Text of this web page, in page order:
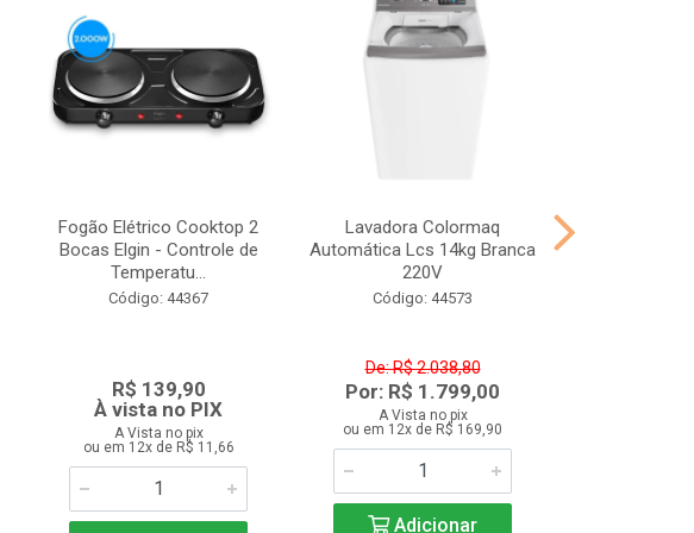
Fogão Elétrico Cooktop 2
Bocas Elgin - Controle de
Temperatu...
Código: 44367
R$ 139,90
À vista no PIX
A Vista no pix
ou em 12x de R$ 11,66
Lavadora Colormaq
Automática Lcs 14kg Branca
220V
Código: 44573
De: R$ 2.038,80
Por: R$ 1.799,00
A Vista no pix
ou em 12x de R$ 169,90
Adicionar